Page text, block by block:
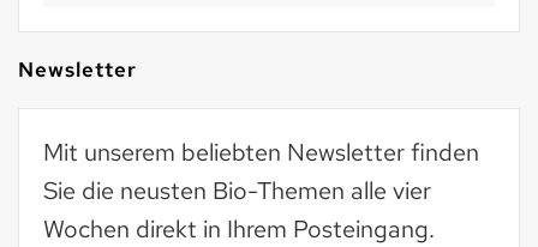
Newsletter
Mit unserem beliebten Newsletter finden
Sie die neusten Bio-Themen alle vier
Wochen direkt in Ihrem Posteingang.